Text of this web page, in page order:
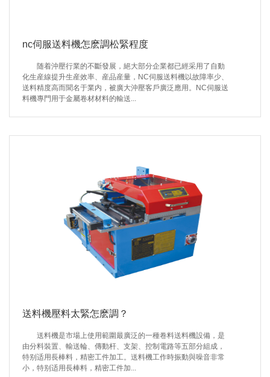
nc伺服送料機怎麽調松緊程度
随着沖壓行業的不斷發展，絕大部分企業都已經采用了自動
化生産線提升生産效率、産品産量，NC伺服送料機以故障率少、
送料精度高而聞名于業内，被廣大沖壓客戶廣泛應用。NC伺服送
料機專門用于金屬卷材材料的輸送...
送料機壓料太緊怎麽調？
送料機是市場上使用範圍最廣泛的一種卷料送料機設備，是
由分料裝置、輸送輪、傳動杆、支架、控制電路等五部分組成，
特别适用長棒料，精密工件加工。送料機工作時振動與噪音非常
小，特别适用長棒料，精密工件加...